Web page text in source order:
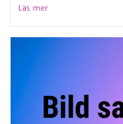
Läs mer”Ryggbiff